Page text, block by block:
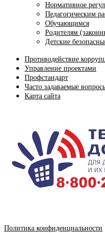
Нормативное
Педагогическим
Обучающимся
Родителям
Детские
Противодействие
Управление проектами
Профстандарт
Часто задаваемые
Карта сайта
Политика конфиденциальности